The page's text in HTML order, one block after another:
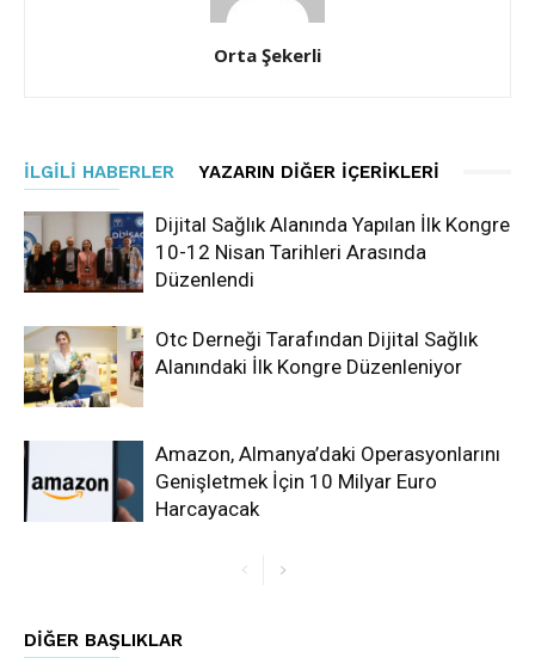
Orta Şekerli
İLGILI HABERLER YAZARIN DIĞER İÇERIKLERI
Dijital Sağlık Alanında Yapılan İlk Kongre
10-12 Nisan Tarihleri Arasında
Düzenlendi
Otc Derneği Tarafından Dijital Sağlık
Alanındaki İlk Kongre Düzenleniyor
Amazon, Almanya’daki Operasyonlarını
Genişletmek İçin 10 Milyar Euro
Harcayacak
DIĞER BAŞLIKLAR